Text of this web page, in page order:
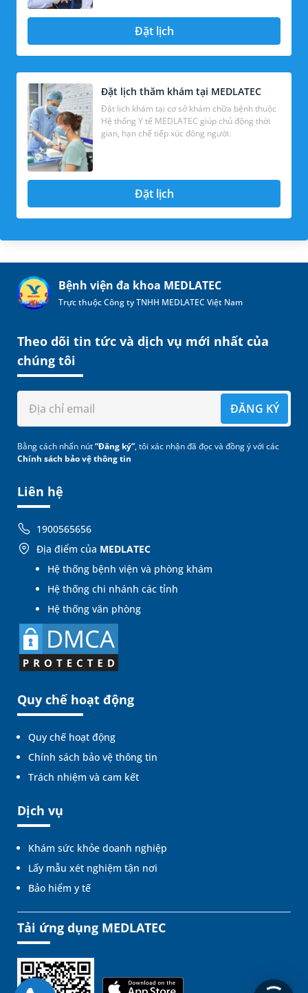
Đặt lịch
Đặt lịch thăm khám tại MEDLATEC
Đặt lịch khám tại cơ sở khám chữa bệnh thuộc
Hệ thống Y tế MEDLATEC giúp chủ động thời
gian, hạn chế tiếp xúc đông người.
Đặt lịch
Bệnh viện đa khoa MEDLATEC
Trực thuộc Công ty TNHH MEDLATEC Việt Nam
Liên hệ
1900565656
Địa điểm của MEDLATEC
Hệ thống bệnh viện và phòng khám
Hệ thống chi nhánh các tỉnh
Hệ thống văn phòng
Quy chế hoạt động
Quy chế hoạt động
Chính sách bảo vệ thông tin
Trách nhiệm và cam kết
Dịch vụ
Khám sức khỏe doanh nghiệp
Lấy mẫu xét nghiệm tận nơi
Bảo hiểm y tế
Theo dõi tin tức và dịch vụ mới nhất của
chúng tôi
ĐĂNG KÝ
Bằng cách nhấn nút“Đăng ký”, tôi xác nhận đã đọc và đồng ý với các
Chính sách bảo vệ thông tin
Tải ứng dụng MEDLATEC